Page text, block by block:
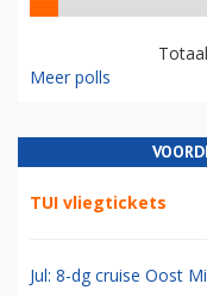
Meer polls
TUI vliegtickets
Jul: 8-dg cruise Oost